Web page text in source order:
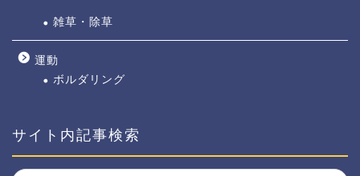
雑草・除草
運動
ボルダリング
サイト内記事検索